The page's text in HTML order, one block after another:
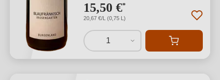
15,50 €*
20,67 €/L (0,75 L)
1